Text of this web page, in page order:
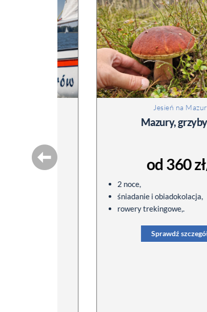
Mazury, grzyby, ryby
Jesień na Mazurach
od 360 zł/os
śniadanie i obiadokolacja,
rowery trekingowe,.
Sprawdź szczegóły